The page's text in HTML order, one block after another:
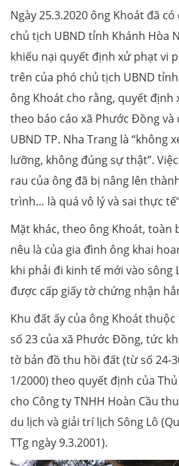
Ngày 25.3.2020 ông Khoát đã
chủ tịch UBND tỉnh Khánh Hòa
khiếu nại quyết định xử phạt vi
trên của phó chủ tịch UBND
ông Khoát cho rằng, quyết định
theo báo cáo xã Phước Đồng và
UBND TP. Nha Trang là “không
lưỡng, không đúng sự thật”.
rau của ông đã bị nâng lên
trình… là quá vô lý và sai thực
Mặt khác, theo ông Khoát, toàn
nêu là của gia đình ông khai
khi phải đi kinh tế mới vào sông
được cấp giấy tờ chứng nhận
Khu đất ấy của ông Khoát
số 23 của xã Phước Đồng, tức
tờ bản đồ thu hồi đất (từ số 24-
1/2000) theo quyết định của
cho Công ty TNHH Hoàn Cầu
du lịch và giải trí lịch Sông Lô
TTg ngày 9.3.2001).